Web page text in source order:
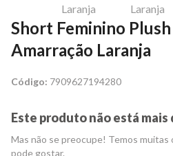
Short Feminino
Amarração Laranja
Código: 7909627194280
Este produto não está mais
Mas não se preocupe! Temos
pode gostar.